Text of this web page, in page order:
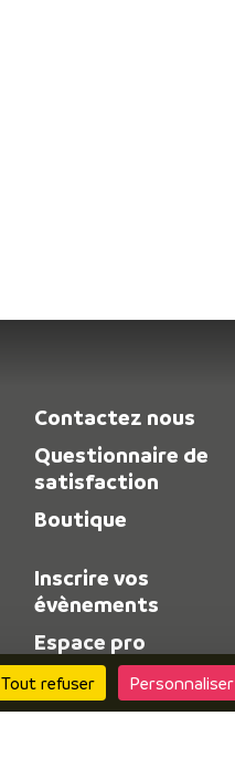
Contactez nous
Questionnaire de
satisfaction
Boutique
Inscrire vos
évènements
Espace pro
Espace presse
Consulter le site
Tout refuser Personnaliser